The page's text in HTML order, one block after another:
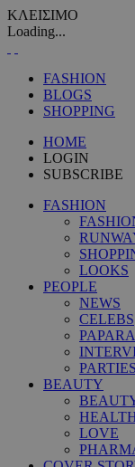
ΚΛΕΙΣΙΜΟ
Loading...
FASHION
BLOGS
SHOPPING
HOME
LOGIN
SUBSCRIBE
FASHION
LOOKS
PEOPLE
NEWS
CELEBS
PARTIES
BEAUTY
LOVE